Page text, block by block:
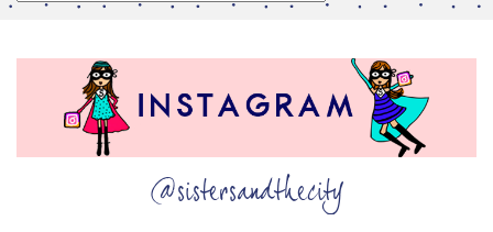
@sistersandthecity